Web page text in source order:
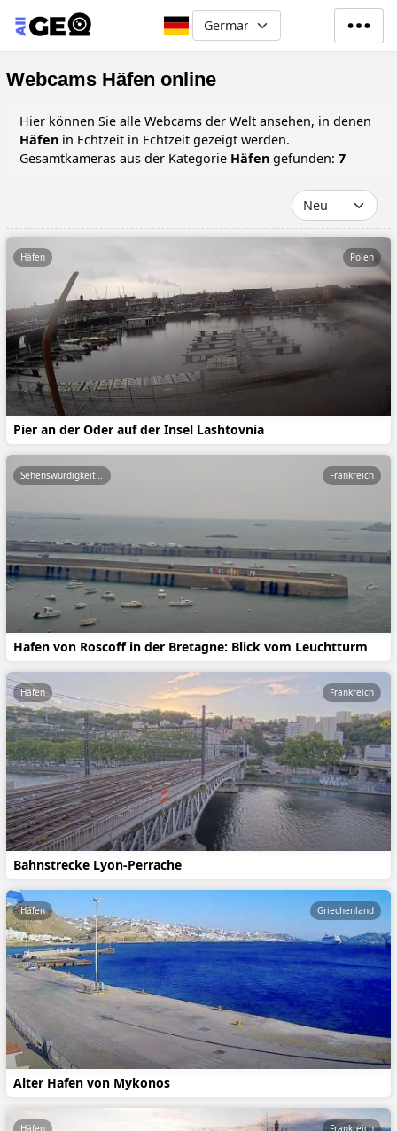
Direkt zum Inhalt
Select your language
Webcams Häfen online
Hier können Sie alle Webcams der Welt ansehen, in denen
Häfen in Echtzeit in Echtzeit gezeigt werden.
Gesamtkameras aus der Kategorie Häfen gefunden: 7
Pier an der Oder auf der Insel Lashtovnia
Häfen Polen
Hafen von Roscoff in der Bretagne: Blick vom Leuchtturm
Sehenswürdigkeiten Frankreich
Bahnstrecke Lyon-Perrache
Häfen Frankreich
Alter Hafen von Mykonos
Häfen Griechenland
Häfen Frankreich